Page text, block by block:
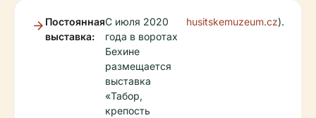
Постоянная
выставка:
С июля 2020
года в воротах
Бехине
размещается
выставка
«Табор,
крепость
husitskemuzeum.cz).